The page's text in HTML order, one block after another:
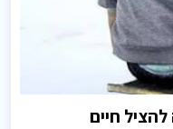
חיים